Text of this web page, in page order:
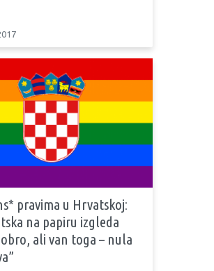
pravima u Hrvatskoj:
na papiru izgleda
ali van toga – nula